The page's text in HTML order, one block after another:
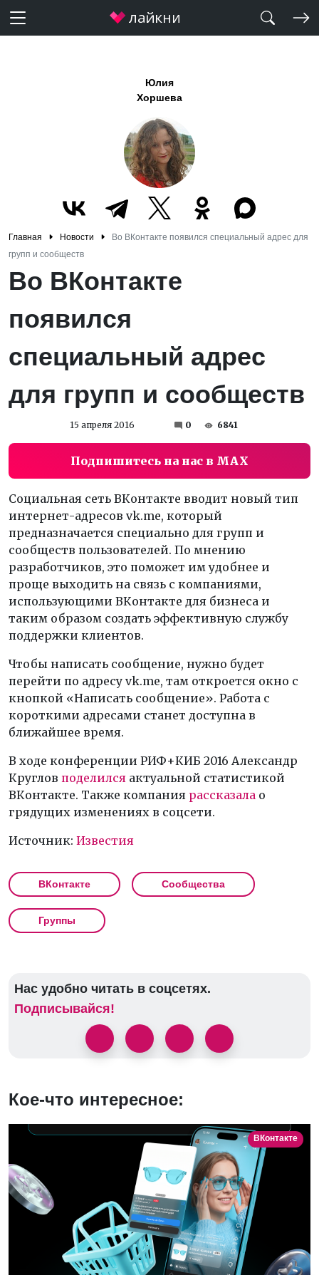
Юлия
Хоршева
Главная Новости
Во ВКонтакте появился специальный адрес для
групп и сообществ
Во ВКонтакте
появился
специальный адрес
для групп и сообществ
15 апреля 2016 0 6841
Подпишитесь на нас в MAX
Социальная сеть ВКонтакте вводит новый тип
интернет-адресов vk.me, который
предназначается специально для групп и
сообществ пользователей. По мнению
разработчиков, это поможет им удобнее и
проще выходить на связь с компаниями,
использующими ВКонтакте для бизнеса и
таким образом создать эффективную службу
поддержки клиентов.
Чтобы написать сообщение, нужно будет
перейти по адресу vk.me, там откроется окно с
кнопкой «Написать сообщение». Работа с
короткими адресами станет доступна в
ближайшее время.
В ходе конференции РИФ+КИБ 2016 Александр
Круглов поделился актуальной статистикой
ВКонтакте. Также компания рассказала о
грядущих изменениях в соцсети.
Источник: Известия
ВКонтакте Сообщества
Группы
Нас удобно читать в соцсетях.
Подписывайся!
Кое-что интересное:
ВКонтакте